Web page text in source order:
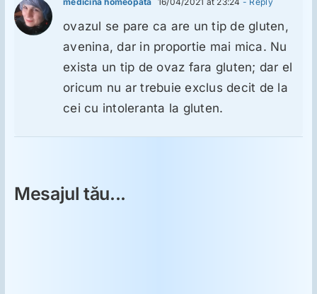
ovazul se pare ca are un tip de gluten,
avenina, dar in proportie mai mica. Nu
exista un tip de ovaz fara gluten; dar el
oricum nu ar trebuie exclus decit de la
cei cu intoleranta la gluten.
Mesajul tău...